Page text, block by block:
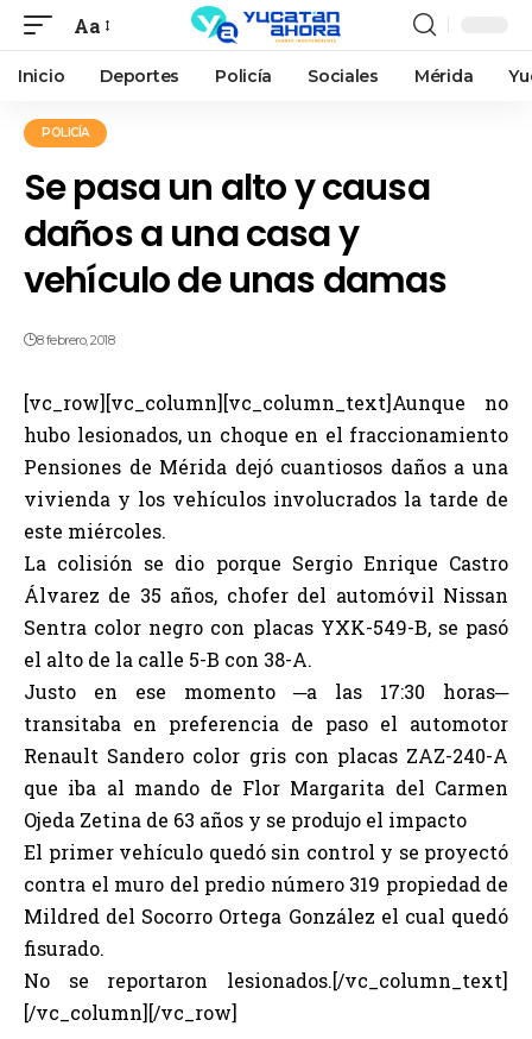
Aa
Inicio Deportes Policía Sociales Mérida
POLICÍA
Se pasa un alto y causa
daños a una casa y
vehículo de unas damas
8 febrero, 2018
[vc_row][vc_column][vc_column_text]Aunque no
hubo lesionados, un choque en el fraccionamiento
Pensiones de Mérida dejó cuantiosos daños a una
vivienda y los vehículos involucrados la tarde de
este miércoles.
La colisión se dio porque Sergio Enrique Castro
Álvarez de 35 años, chofer del automóvil Nissan
Sentra color negro con placas YXK-549-B, se pasó
el alto de la calle 5-B con 38-A.
Justo en ese momento ­─a las 17:30 horas─
transitaba en preferencia de paso el automotor
Renault Sandero color gris con placas ZAZ-240-A
que iba al mando de Flor Margarita del Carmen
Ojeda Zetina de 63 años y se produjo el impacto
El primer vehículo quedó sin control y se proyectó
contra el muro del predio número 319 propiedad de
Mildred del Socorro Ortega González el cual quedó
fisurado.
No se reportaron lesionados.[/vc_column_text]
[/vc_column][/vc_row]